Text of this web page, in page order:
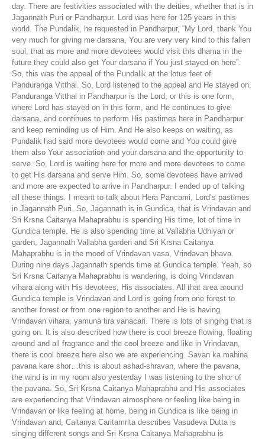
day. There are festivities associated with the deities, whether that is in
Jagannath Puri or Pandharpur. Lord was here for 125 years in this
world. The Pundalik, he requested in Pandharpur, “My Lord, thank You
very much for giving me darsana, You are very very kind to this fallen
soul, that as more and more devotees would visit this dhama in the
future they could also get Your darsana if You just stayed on here”.
So, this was the appeal of the Pundalik at the lotus feet of
Panduranga Vitthal. So, Lord listened to the appeal and He stayed on.
Panduranga Vitthal in Pandharpur is the Lord, or this is one form,
where Lord has stayed on in this form, and He continues to give
darsana, and continues to perform His pastimes here in Pandharpur
and keep reminding us of Him. And He also keeps on waiting, as
Pundalik had said more devotees would come and You could give
them also Your association and your darsana and the opportunity to
serve. So, Lord is waiting here for more and more devotees to come
to get His darsana and serve Him. So, some devotees have arrived
and more are expected to arrive in Pandharpur. I ended up of talking
all these things. I meant to talk about Hera Pancami, Lord’s pastimes
in Jagannath Puri. So, Jagannath is in Gundica, that is Vrindavan and
Sri Krsna Caitanya Mahaprabhu is spending His time, lot of time in
Gundica temple. He is also spending time at Vallabha Udhiyan or
garden, Jagannath Vallabha garden and Sri Krsna Caitanya
Mahaprabhu is in the mood of Vrindavan vasa, Vrindavan bhava.
During nine days Jagannath spends time at Gundica temple. Yeah, so
Sri Krsna Caitanya Mahaprabhu is wandering, is doing Vrindavan
vihara along with His devotees, His associates. All that area around
Gundica temple is Vrindavan and Lord is going from one forest to
another forest or from one region to another and He is having
Vrindavan vihara, yamuna tira vanacari. There is lots of singing that is
going on. It is also described how there is cool breeze flowing, floating
around and all fragrance and the cool breeze and like in Vrindavan,
there is cool breeze here also we are experiencing. Savan ka mahina
pavana kare shor…this is about ashad-shravan, where the pavana,
the wind is in my room also yesterday I was listening to the shor of
the pavana. So, Sri Krsna Caitanya Mahaprabhu and His associates
are experiencing that Vrindavan atmosphere or feeling like being in
Vrindavan or like feeling at home, being in Gundica is like being in
Vrindavan and, Caitanya Caritamrita describes Vasudeva Dutta is
singing different songs and Sri Krsna Caitanya Mahaprabhu is